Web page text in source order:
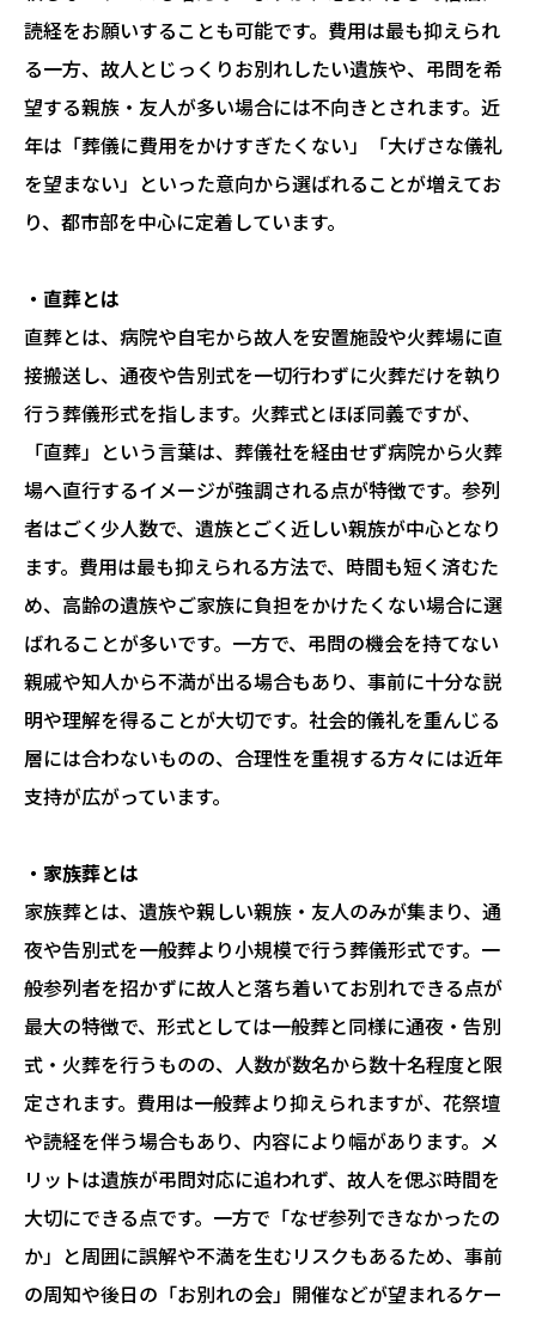
読経をお願いすることも可能です。費用は最も抑えられ
る一方、故人とじっくりお別れしたい遺族や、弔問を希
望する親族・友人が多い場合には不向きとされます。近
年は「葬儀に費用をかけすぎたくない」「大げさな儀礼
を望まない」といった意向から選ばれることが増えてお
り、都市部を中心に定着しています。
・直葬とは
直葬とは、病院や自宅から故人を安置施設や火葬場に直
接搬送し、通夜や告別式を一切行わずに火葬だけを執り
行う葬儀形式を指します。火葬式とほぼ同義ですが、
「直葬」という言葉は、葬儀社を経由せず病院から火葬
場へ直行するイメージが強調される点が特徴です。参列
者はごく少人数で、遺族とごく近しい親族が中心となり
ます。費用は最も抑えられる方法で、時間も短く済むた
め、高齢の遺族やご家族に負担をかけたくない場合に選
ばれることが多いです。一方で、弔問の機会を持てない
親戚や知人から不満が出る場合もあり、事前に十分な説
明や理解を得ることが大切です。社会的儀礼を重んじる
層には合わないものの、合理性を重視する方々には近年
支持が広がっています。
・家族葬とは
家族葬とは、遺族や親しい親族・友人のみが集まり、通
夜や告別式を一般葬より小規模で行う葬儀形式です。一
般参列者を招かずに故人と落ち着いてお別れできる点が
最大の特徴で、形式としては一般葬と同様に通夜・告別
式・火葬を行うものの、人数が数名から数十名程度と限
定されます。費用は一般葬より抑えられますが、花祭壇
や読経を伴う場合もあり、内容により幅があります。メ
リットは遺族が弔問対応に追われず、故人を偲ぶ時間を
大切にできる点です。一方で「なぜ参列できなかったの
か」と周囲に誤解や不満を生むリスクもあるため、事前
の周知や後日の「お別れの会」開催などが望まれるケー